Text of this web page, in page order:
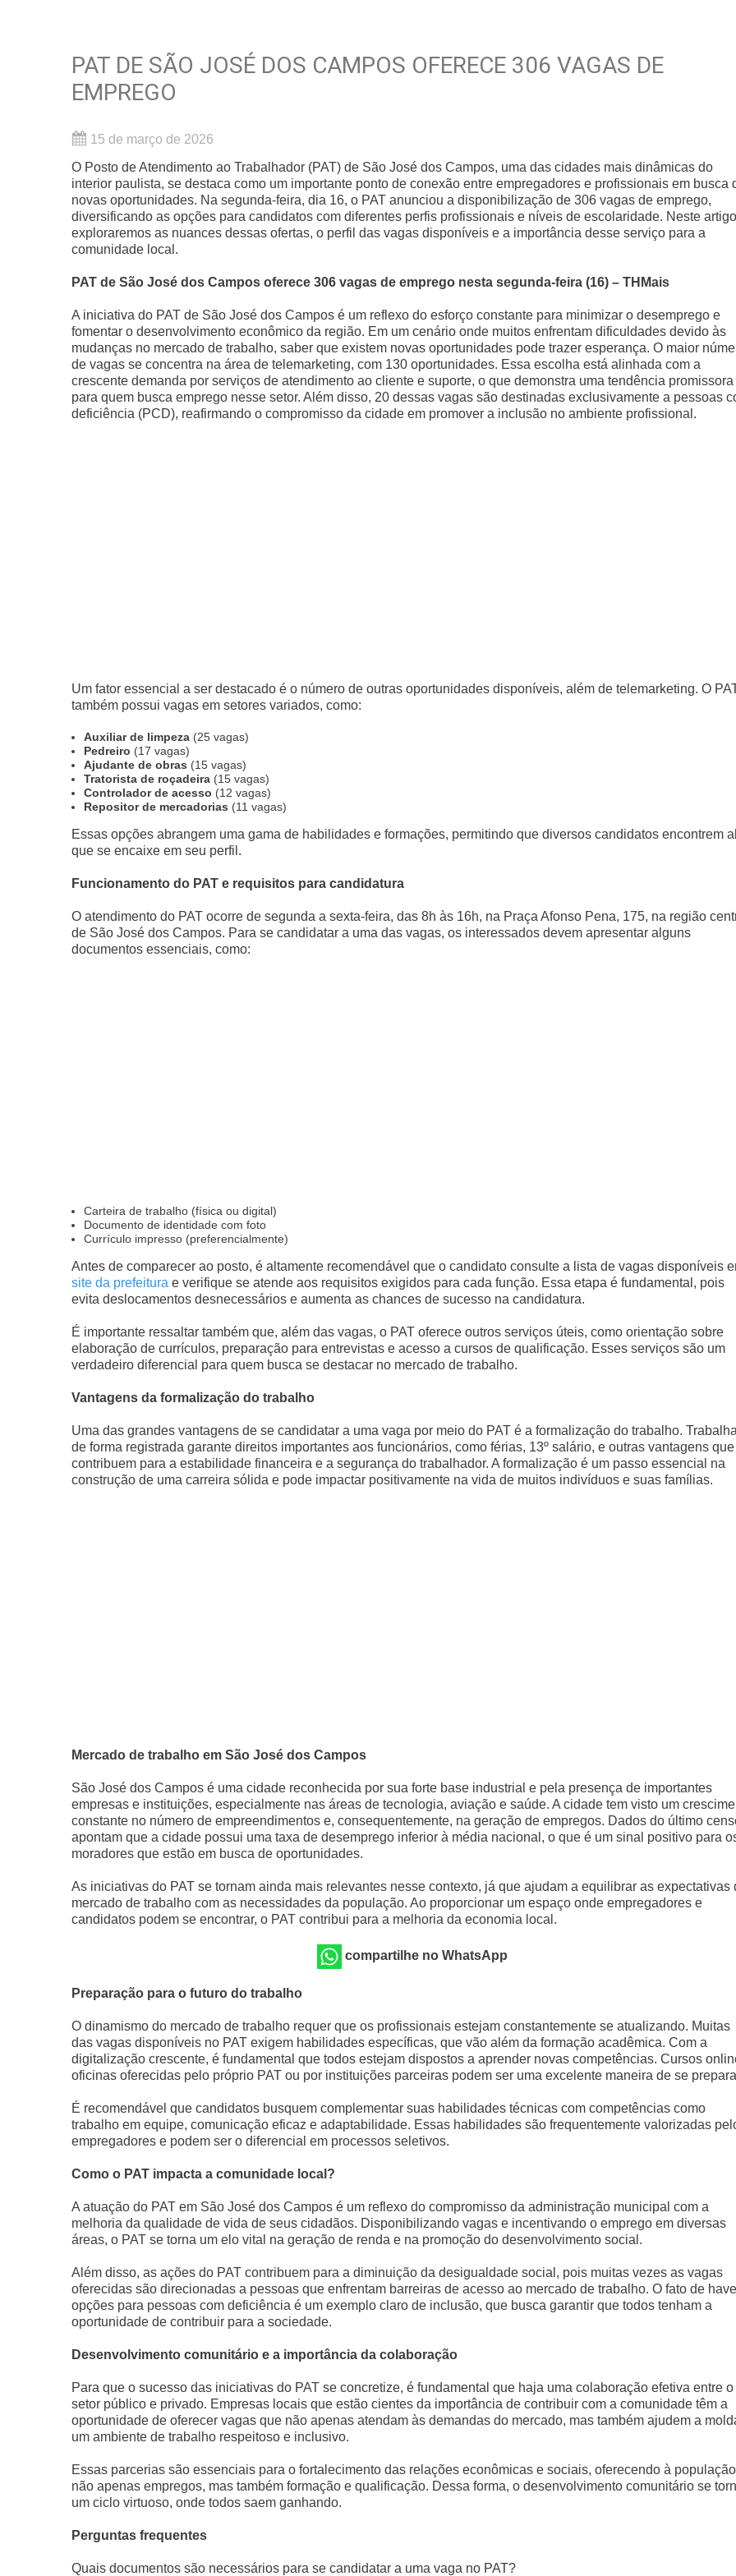
PAT DE SÃO JOSÉ DOS CAMPOS OFERECE 306 VAGAS DE
EMPREGO
15 de março de 2026
O Posto de Atendimento ao Trabalhador (PAT) de São José dos Campos, uma das cidades mais dinâmicas do
interior paulista, se destaca como um importante ponto de conexão entre empregadores e profissionais em busca
novas oportunidades. Na segunda-feira, dia 16, o PAT anunciou a disponibilização de 306 vagas de emprego,
diversificando as opções para candidatos com diferentes perfis profissionais e níveis de escolaridade. Neste
exploraremos as nuances dessas ofertas, o perfil das vagas disponíveis e a importância desse serviço para a
comunidade local.
PAT de São José dos Campos oferece 306 vagas de emprego nesta segunda-feira (16) – THMais
A iniciativa do PAT de São José dos Campos é um reflexo do esforço constante para minimizar o desemprego e
fomentar o desenvolvimento econômico da região. Em um cenário onde muitos enfrentam dificuldades devido às
mudanças no mercado de trabalho, saber que existem novas oportunidades pode trazer esperança. O maior
de vagas se concentra na área de telemarketing, com 130 oportunidades. Essa escolha está alinhada com a
crescente demanda por serviços de atendimento ao cliente e suporte, o que demonstra uma tendência promissora
para quem busca emprego nesse setor. Além disso, 20 dessas vagas são destinadas exclusivamente a pessoas
deficiência (PCD), reafirmando o compromisso da cidade em promover a inclusão no ambiente profissional.
Um fator essencial a ser destacado é o número de outras oportunidades disponíveis, além de telemarketing. O
também possui vagas em setores variados, como:
Auxiliar de limpeza (25 vagas)
Pedreiro (17 vagas)
Ajudante de obras (15 vagas)
Tratorista de roçadeira (15 vagas)
Controlador de acesso (12 vagas)
Repositor de mercadorias (11 vagas)
Essas opções abrangem uma gama de habilidades e formações, permitindo que diversos candidatos encontrem
que se encaixe em seu perfil.
Funcionamento do PAT e requisitos para candidatura
O atendimento do PAT ocorre de segunda a sexta-feira, das 8h às 16h, na Praça Afonso Pena, 175, na região
de São José dos Campos. Para se candidatar a uma das vagas, os interessados devem apresentar alguns
documentos essenciais, como:
Carteira de trabalho (física ou digital)
Documento de identidade com foto
Currículo impresso (preferencialmente)
Antes de comparecer ao posto, é altamente recomendável que o candidato consulte a lista de vagas disponíveis
site da prefeitura e verifique se atende aos requisitos exigidos para cada função. Essa etapa é fundamental, pois
evita deslocamentos desnecessários e aumenta as chances de sucesso na candidatura.
É importante ressaltar também que, além das vagas, o PAT oferece outros serviços úteis, como orientação sobre
elaboração de currículos, preparação para entrevistas e acesso a cursos de qualificação. Esses serviços são um
verdadeiro diferencial para quem busca se destacar no mercado de trabalho.
Vantagens da formalização do trabalho
Uma das grandes vantagens de se candidatar a uma vaga por meio do PAT é a formalização do trabalho.
de forma registrada garante direitos importantes aos funcionários, como férias, 13º salário, e outras vantagens que
contribuem para a estabilidade financeira e a segurança do trabalhador. A formalização é um passo essencial na
construção de uma carreira sólida e pode impactar positivamente na vida de muitos indivíduos e suas famílias.
Mercado de trabalho em São José dos Campos
São José dos Campos é uma cidade reconhecida por sua forte base industrial e pela presença de importantes
empresas e instituições, especialmente nas áreas de tecnologia, aviação e saúde. A cidade tem visto um
constante no número de empreendimentos e, consequentemente, na geração de empregos. Dados do último
apontam que a cidade possui uma taxa de desemprego inferior à média nacional, o que é um sinal positivo para
moradores que estão em busca de oportunidades.
As iniciativas do PAT se tornam ainda mais relevantes nesse contexto, já que ajudam a equilibrar as expectativas
mercado de trabalho com as necessidades da população. Ao proporcionar um espaço onde empregadores e
candidatos podem se encontrar, o PAT contribui para a melhoria da economia local.
compartilhe no WhatsApp
Preparação para o futuro do trabalho
O dinamismo do mercado de trabalho requer que os profissionais estejam constantemente se atualizando. Muitas
das vagas disponíveis no PAT exigem habilidades específicas, que vão além da formação acadêmica. Com a
digitalização crescente, é fundamental que todos estejam dispostos a aprender novas competências. Cursos
oficinas oferecidas pelo próprio PAT ou por instituições parceiras podem ser uma excelente maneira de se
É recomendável que candidatos busquem complementar suas habilidades técnicas com competências como
trabalho em equipe, comunicação eficaz e adaptabilidade. Essas habilidades são frequentemente valorizadas
empregadores e podem ser o diferencial em processos seletivos.
Como o PAT impacta a comunidade local?
A atuação do PAT em São José dos Campos é um reflexo do compromisso da administração municipal com a
melhoria da qualidade de vida de seus cidadãos. Disponibilizando vagas e incentivando o emprego em diversas
áreas, o PAT se torna um elo vital na geração de renda e na promoção do desenvolvimento social.
Além disso, as ações do PAT contribuem para a diminuição da desigualdade social, pois muitas vezes as vagas
oferecidas são direcionadas a pessoas que enfrentam barreiras de acesso ao mercado de trabalho. O fato de
opções para pessoas com deficiência é um exemplo claro de inclusão, que busca garantir que todos tenham a
oportunidade de contribuir para a sociedade.
Desenvolvimento comunitário e a importância da colaboração
Para que o sucesso das iniciativas do PAT se concretize, é fundamental que haja uma colaboração efetiva entre o
setor público e privado. Empresas locais que estão cientes da importância de contribuir com a comunidade têm a
oportunidade de oferecer vagas que não apenas atendam às demandas do mercado, mas também ajudem a
um ambiente de trabalho respeitoso e inclusivo.
Essas parcerias são essenciais para o fortalecimento das relações econômicas e sociais, oferecendo à população
não apenas empregos, mas também formação e qualificação. Dessa forma, o desenvolvimento comunitário se
um ciclo virtuoso, onde todos saem ganhando.
Perguntas frequentes
Quais documentos são necessários para se candidatar a uma vaga no PAT?